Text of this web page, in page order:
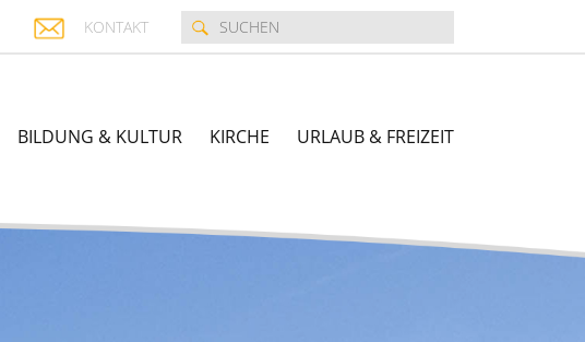
KONTAKT
BILDUNG & KULTUR KIRCHE URLAUB & FREIZEIT